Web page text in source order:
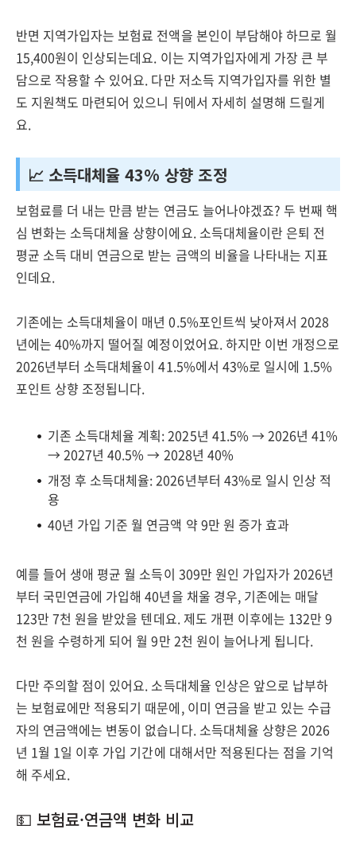
반면 지역가입자는 보험료 전액을 본인이 부담해야 하므로 월
15,400원이 인상되는데요. 이는 지역가입자에게 가장 큰 부
담으로 작용할 수 있어요. 다만 저소득 지역가입자를 위한 별
도 지원책도 마련되어 있으니 뒤에서 자세히 설명해 드릴게
요.
📈 소득대체율 43% 상향 조정
보험료를 더 내는 만큼 받는 연금도 늘어나야겠죠? 두 번째 핵
심 변화는 소득대체율 상향이에요. 소득대체율이란 은퇴 전
평균 소득 대비 연금으로 받는 금액의 비율을 나타내는 지표
인데요.
기존에는 소득대체율이 매년 0.5%포인트씩 낮아져서 2028
년에는 40%까지 떨어질 예정이었어요. 하지만 이번 개정으로
2026년부터 소득대체율이 41.5%에서 43%로 일시에 1.5%
포인트 상향 조정됩니다.
기존 소득대체율 계획: 2025년 41.5% → 2026년 41%
→ 2027년 40.5% → 2028년 40%
개정 후 소득대체율: 2026년부터 43%로 일시 인상 적
용
40년 가입 기준 월 연금액 약 9만 원 증가 효과
예를 들어 생애 평균 월 소득이 309만 원인 가입자가 2026년
부터 국민연금에 가입해 40년을 채울 경우, 기존에는 매달
123만 7천 원을 받았을 텐데요. 제도 개편 이후에는 132만 9
천 원을 수령하게 되어 월 9만 2천 원이 늘어나게 됩니다.
다만 주의할 점이 있어요. 소득대체율 인상은 앞으로 납부하
는 보험료에만 적용되기 때문에, 이미 연금을 받고 있는 수급
자의 연금액에는 변동이 없습니다. 소득대체율 상향은 2026
년 1월 1일 이후 가입 기간에 대해서만 적용된다는 점을 기억
해 주세요.
💵 보험료·연금액 변화 비교